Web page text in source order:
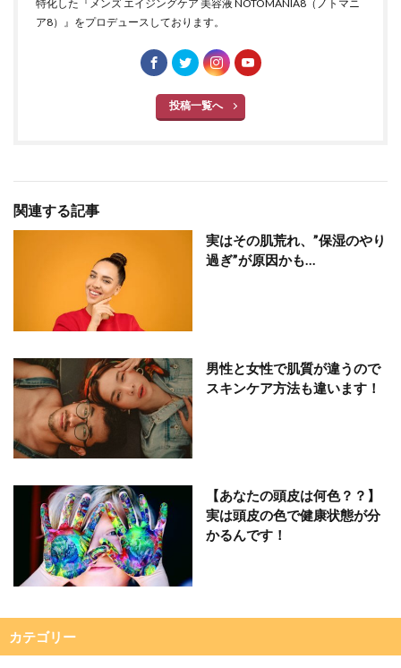
特化した『メンズ エイジングケア 美容液 NOTOMANIA8（ノトマニ
ア8）』をプロデュースしております。
投稿一覧へ
関連する記事
実はその肌荒れ、”保湿のやり
過ぎ”が原因かも…
男性と女性で肌質が違うので
スキンケア方法も違います！
【あなたの頭皮は何色？？】
実は頭皮の色で健康状態が分
かるんです！
カテゴリー